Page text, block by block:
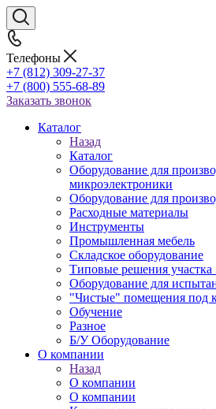
Телефоны
+7 (812) 309-27-37
+7 (800) 555-68-89
Заказать звонок
Каталог
Назад
Каталог
Оборудование для
микроэлектроники
Оборудование для
Расходные материалы
Инструменты
Промышленная мебель
Складское оборудование
Типовые решения
Оборудование для
"Чистые" помещения под
Обучение
Разное
Б/У Оборудование
О компании
Назад
О компании
О компании